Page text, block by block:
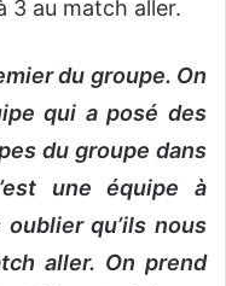
3 au match aller.
du groupe. On
qui a posé des
du groupe dans
une équipe à
qu’ils nous
aller. On prend